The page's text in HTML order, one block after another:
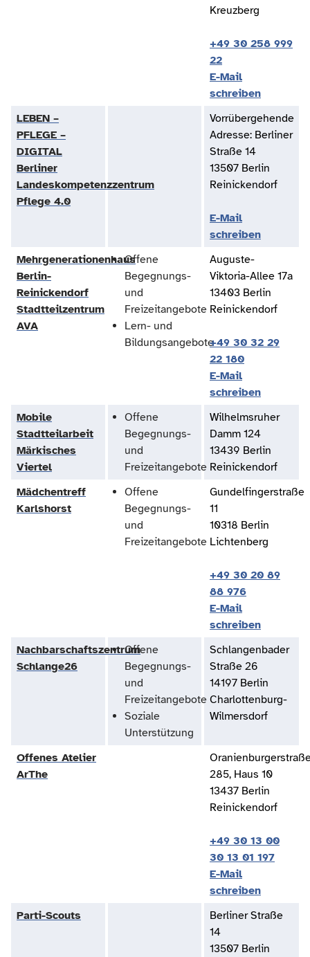
Kreuzberg
+49 30 258 999
22
E-Mail
schreiben
LEBEN –
PFLEGE –
DIGITAL
Berliner
Landeskompetenzzentrum
Pflege 4.0
Vorrübergehende
Adresse: Berliner
Straße 14
13507 Berlin
Reinickendorf
E-Mail
schreiben
Mehrgenerationenhaus
Berlin-
Reinickendorf
Stadtteilzentrum
AVA
Offene
Begegnungs-
und
Freizeitangebote
Lern- und
Bildungsangebote
Auguste-
Viktoria-Allee 17a
13403 Berlin
Reinickendorf
+49 30 32 29
22 180
E-Mail
schreiben
Mobile
Stadtteilarbeit
Märkisches
Viertel
Offene
Begegnungs-
und
Freizeitangebote
Wilhelmsruher
Damm 124
13439 Berlin
Reinickendorf
Mädchentreff
Karlshorst
Offene
Begegnungs-
und
Freizeitangebote
Gundelfingerstraße
11
10318 Berlin
Lichtenberg
+49 30 20 89
88 976
E-Mail
schreiben
Nachbarschaftszentrum
Schlange26
Offene
Begegnungs-
und
Freizeitangebote
Soziale
Unterstützung
Schlangenbader
Straße 26
14197 Berlin
Charlottenburg-
Wilmersdorf
Offenes Atelier
ArThe
285, Haus 10
13437 Berlin
Reinickendorf
+49 30 13 00
30 13 01 197
E-Mail
schreiben
Parti-Scouts
Berliner Straße
14
13507 Berlin